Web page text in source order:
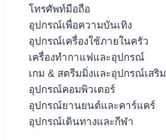
โทรศัพท์มือถือ
อุปกรณ์เพื่อความบันเทิง
อุปกรณ์เครื่องใช้ภายในครัว
เครื่องทำกาแฟและอุปกรณ์
เกม & สตรีมมิ่งและอุปกรณ์เสริม
อุปกรณ์คอมพิวเตอร์
อุปกรณ์ยานยนต์และคาร์แคร์
อุปกรณ์เดินทางและกีฬา